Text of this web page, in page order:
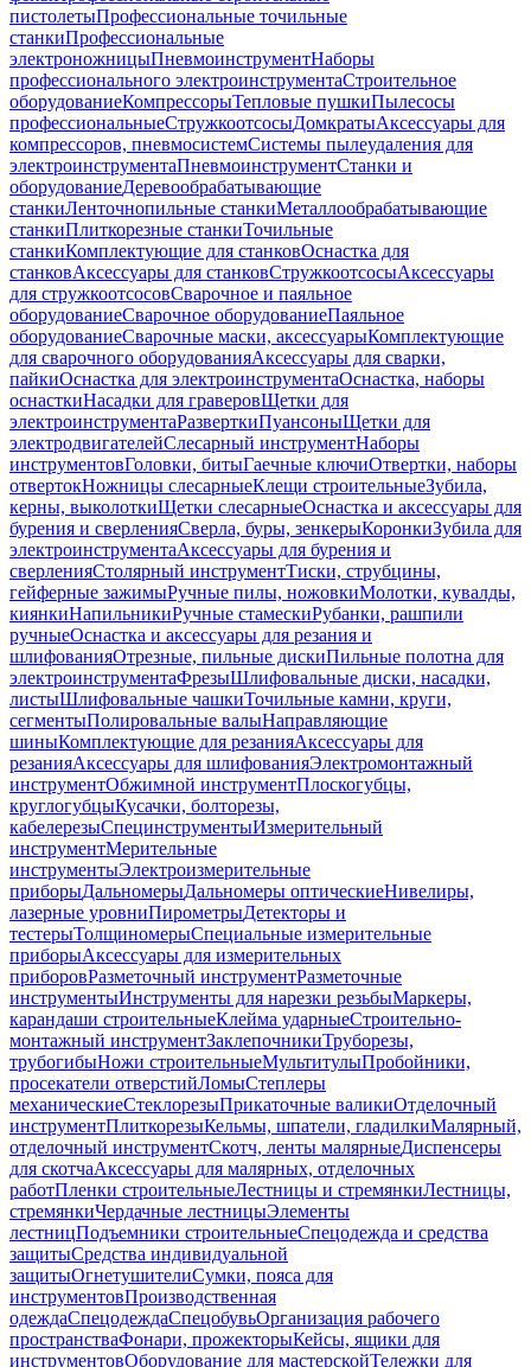
пистолетыПрофессиональные точильные
станкиПрофессиональные
электроножницыПневмоинструментНаборы
профессионального электроинструментаСтроительное
оборудованиеКомпрессорыТепловые пушкиПылесосы
профессиональныеСтружкоотсосыДомкратыАксессуары для
компрессоров, пневмосистемСистемы пылеудаления для
электроинструментаПневмоинструментСтанки и
оборудованиеДеревообрабатывающие
станкиЛенточнопильные станкиМеталлообрабатывающие
станкиПлиткорезные станкиТочильные
станкиКомплектующие для станковОснастка для
станковАксессуары для станковСтружкоотсосыАксессуары
для стружкоотсосовСварочное и паяльное
оборудованиеСварочное оборудованиеПаяльное
оборудованиеСварочные маски, аксессуарыКомплектующие
для сварочного оборудованияАксессуары для сварки,
пайкиОснастка для электроинструментаОснастка, наборы
оснасткиНасадки для граверовЩетки для
электроинструментаРазверткиПуансоныЩетки для
электродвигателейСлесарный инструментНаборы
инструментовГоловки, битыГаечные ключиОтвертки, наборы
отвертокНожницы слесарныеКлещи строительныеЗубила,
керны, выколоткиЩетки слесарныеОснастка и аксессуары для
бурения и сверленияСверла, буры, зенкерыКоронкиЗубила для
электроинструментаАксессуары для бурения и
сверленияСтолярный инструментТиски, струбцины,
гейферные зажимыРучные пилы, ножовкиМолотки, кувалды,
киянкиНапильникиРучные стамескиРубанки, рашпили
ручныеОснастка и аксессуары для резания и
шлифованияОтрезные, пильные дискиПильные полотна для
электроинструментаФрезыШлифовальные диски, насадки,
листыШлифовальные чашкиТочильные камни, круги,
сегментыПолировальные валыНаправляющие
шиныКомплектующие для резанияАксессуары для
резанияАксессуары для шлифованияЭлектромонтажный
инструментОбжимной инструментПлоскогубцы,
круглогубцыКусачки, болторезы,
кабелерезыСпецинструментыИзмерительный
инструментМерительные
инструментыЭлектроизмерительные
приборыДальномерыДальномеры оптическиеНивелиры,
лазерные уровниПирометрыДетекторы и
тестерыТолщиномерыСпециальные измерительные
приборыАксессуары для измерительных
приборовРазметочный инструментРазметочные
инструментыИнструменты для нарезки резьбыМаркеры,
карандаши строительныеКлейма ударныеСтроительно-
монтажный инструментЗаклепочникиТруборезы,
трубогибыНожи строительныеМультитулыПробойники,
просекатели отверстийЛомыСтеплеры
механическиеСтеклорезыПрикаточные валикиОтделочный
инструментПлиткорезыКельмы, шпатели, гладилкиМалярный,
отделочный инструментСкотч, ленты малярныеДиспенсеры
для скотчаАксессуары для малярных, отделочных
работПленки строительныеЛестницы и стремянкиЛестницы,
стремянкиЧердачные лестницыЭлементы
лестницПодъемники строительныеСпецодежда и средства
защитыСредства индивидуальной
защитыОгнетушителиСумки, пояса для
инструментовПроизводственная
одеждаСпецодеждаСпецобувьОрганизация рабочего
пространстваФонари, прожекторыКейсы, ящики для
инструментовОборудование для мастерскойТележки для